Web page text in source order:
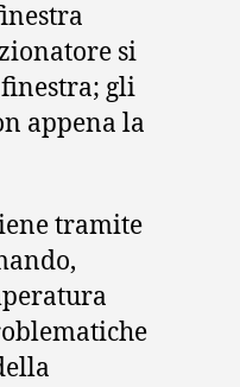
si
gli
appena la
tramite